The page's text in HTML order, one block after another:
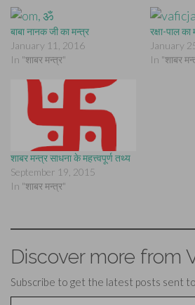
बाबा नानक जी का मन्त्र
January 11, 2016
In "शाबर मन्त्र"
रक्षा-पाल
January
In "शाबर
शाबर मन्त्र साधना के महत्त्वपूर्ण तथ्य
September 19, 2015
In "शाबर मन्त्र"
Discover more from
Subscribe to get the latest posts sent
Type your email…